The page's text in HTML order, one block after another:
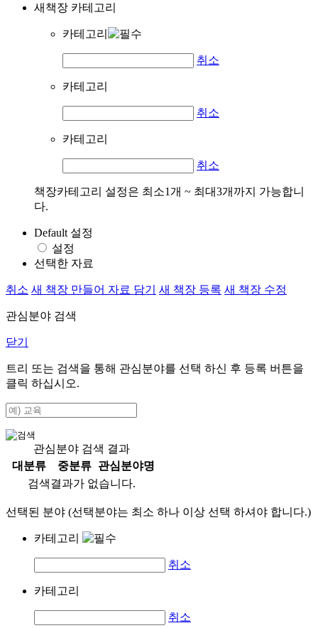
새책장 카테고리
카테고리
취소
카테고리
취소
카테고리
취소
책장카테고리 설정은 최소1개 ~ 최대3개까지 가능합니
다.
Default 설정
설정
선택한 자료
취소 새 책장 만들어 자료 담기 새 책장 등록 새 책장 수정
관심분야 검색
닫기
트리 또는 검색을 통해 관심분야를 선택 하신 후 등록 버튼을
클릭 하십시오.
관심분야 검색 결과
대분류
중분류
관심분야명
검색결과가 없습니다.
선택된 분야 (선택분야는 최소 하나 이상 선택 하셔야 합니다.)
카테고리
취소
카테고리
취소